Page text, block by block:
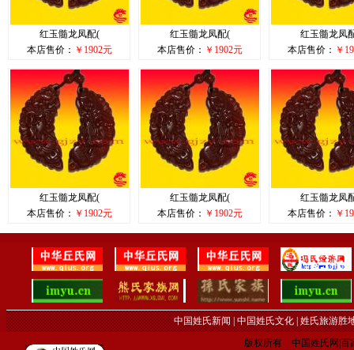
红玉髓龙凤配(
本店售价： ￥1902元
红玉髓龙凤配(
本店售价： ￥1902元
红玉髓龙凤
本店售价： ￥
红玉髓龙凤配(
本店售价： ￥1902元
红玉髓龙凤配(
本店售价： ￥1902元
红玉髓龙凤
本店售价： ￥
中国姓氏新闻|中国姓氏文化|姓氏旅游胜
版权所有 中国姓氏网|百